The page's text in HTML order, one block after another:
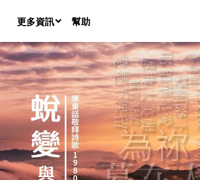
更多資訊
音樂團隊名錄
新聞
課程
共享空間
幫助